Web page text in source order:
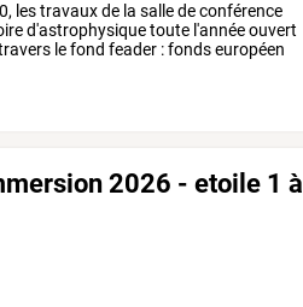
lestravauxde la salledeconférence
d'astrophysiquetoute l'annéeouvert
lefond feader :fondseuropéen
2026 - etoile 1 à